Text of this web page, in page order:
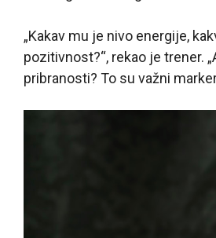
„Kakav mu je nivo energije,
pozitivnost?“, rekao je trener.
pribranosti? To su važni